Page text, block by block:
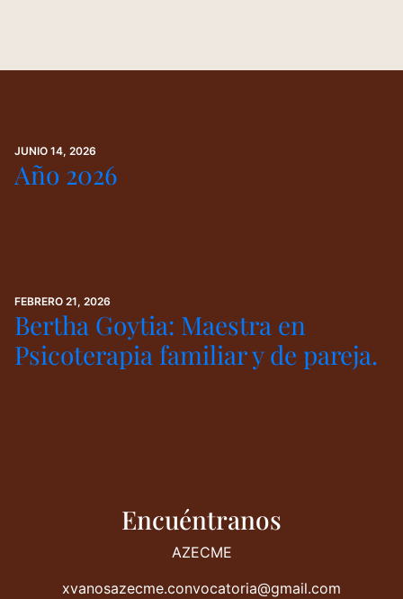
JUNIO 14, 2026
Año 2026
FEBRERO 21, 2026
Bertha Goytia: Maestra en
Psicoterapia familiar y de pareja.
Encuéntranos
AZECME
xvanosazecme.convocatoria@gmail.com